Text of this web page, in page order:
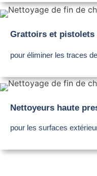
Grattoirs et pistolets
pour éliminer les traces
Nettoyeurs haute
pour les surfaces